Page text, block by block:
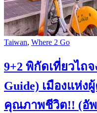
Taiwan, Where 2 Go
9+2 พิกัดเที่ยวไถจ
Guide) เมืองแห่ง
คุณภาพชีวิต!! (อัพ